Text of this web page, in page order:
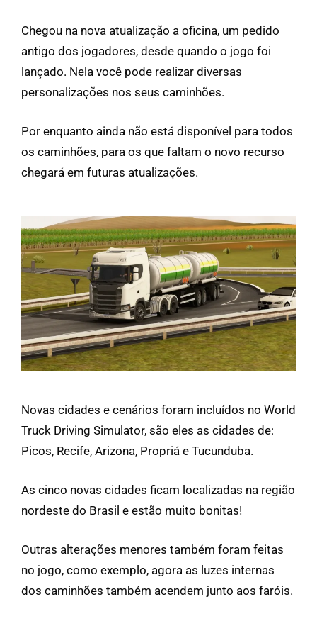
Chegou na nova atualização a oficina, um pedido
antigo dos jogadores, desde quando o jogo foi
lançado. Nela você pode realizar diversas
personalizações nos seus caminhões.
Por enquanto ainda não está disponível para todos
os caminhões, para os que faltam o novo recurso
chegará em futuras atualizações.
Novas cidades e cenários foram incluídos no World
Truck Driving Simulator, são eles as cidades de:
Picos, Recife, Arizona, Propriá e Tucunduba.
As cinco novas cidades ficam localizadas na região
nordeste do Brasil e estão muito bonitas!
Outras alterações menores também foram feitas
no jogo, como exemplo, agora as luzes internas
dos caminhões também acendem junto aos faróis.